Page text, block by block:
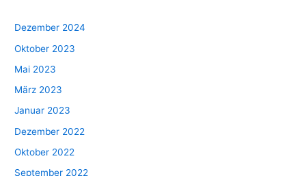
Dezember 2024
Oktober 2023
Mai 2023
März 2023
Januar 2023
Dezember 2022
Oktober 2022
September 2022